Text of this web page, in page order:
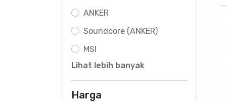
ANKER
Soundcore (ANKER)
MSI
Lihat lebih banyak
Harga